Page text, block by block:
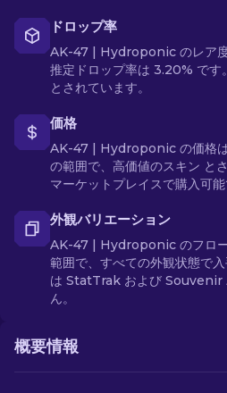
ドロップ率
AK-47 | Hydroponic のレア
推定ドロップ率は 3.20% です
とされています。
価格
AK-47 | Hydroponic の価格
の範囲で、高価値のスキン と
マーケットプレイスで購入可能
外観バリエーション
AK-47 | Hydroponic のフロ
範囲で、すべての外観状態で
は StatTrak および Souvenir
ん。
概要情報